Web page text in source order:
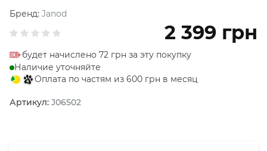
Бренд: Janod
2 399 грн
будет начислено 72 грн за эту покупку
Наличие уточняйте
Оплата по частям из 600 грн в месяц
Артикул: J06502